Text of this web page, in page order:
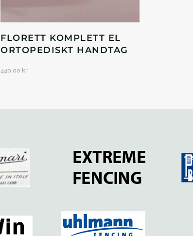
FLORETT KOMPLETT EL
ORTOPEDISKT HANDTAG
440,00 kr